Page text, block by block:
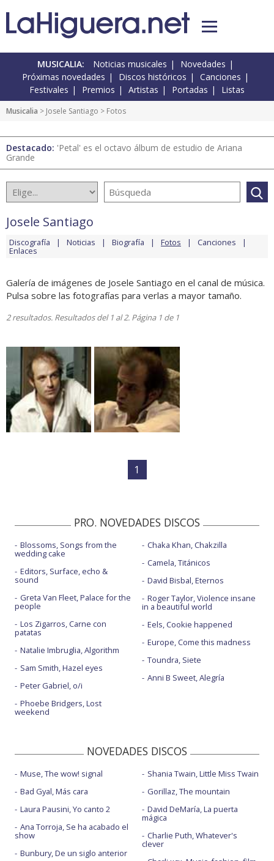
MUSICALIA: Noticias musicales
Novedades
Próximas novedades
Discos históricos
Canciones
Festivales
Premios Artistas Portadas Listas
Musicalia > Josele Santiago > Fotos
Destacado: 'Petal' es el octavo álbum de estudio de Ariana
Grande
Josele Santiago
Discografía Noticias Biografía Fotos Canciones
Enlaces
Galería de imágenes de Josele Santiago en el canal de música.
Pulsa sobre las fotografías para verlas a mayor tamaño.
2 resultados. Resultados del 1 al 2. Página 1 de 1
1
PRO. NOVEDADES DISCOS
Blossoms, Songs from the
wedding cake
Editors, Surface, echo &
sound
Greta Van Fleet, Palace for the
people
Los Zigarros, Carne con
patatas
Natalie Imbruglia, Algorithm
Sam Smith, Hazel eyes
Peter Gabriel, o/i
Phoebe Bridgers, Lost
weekend
Chaka Khan, Chakzilla
Camela, Titánicos
David Bisbal, Eternos
Roger Taylor, Violence insane
in a beautiful world
Eels, Cookie happened
Europe, Come this madness
Toundra, Siete
Anni B Sweet, Alegría
NOVEDADES DISCOS
Muse, The wow! signal
Bad Gyal, Más cara
Laura Pausini, Yo canto 2
Ana Torroja, Se ha acabado el
show
Bunbury, De un siglo anterior
Shania Twain, Little Miss Twain
Gorillaz, The mountain
David DeMaría, La puerta
mágica
Charlie Puth, Whatever's
clever